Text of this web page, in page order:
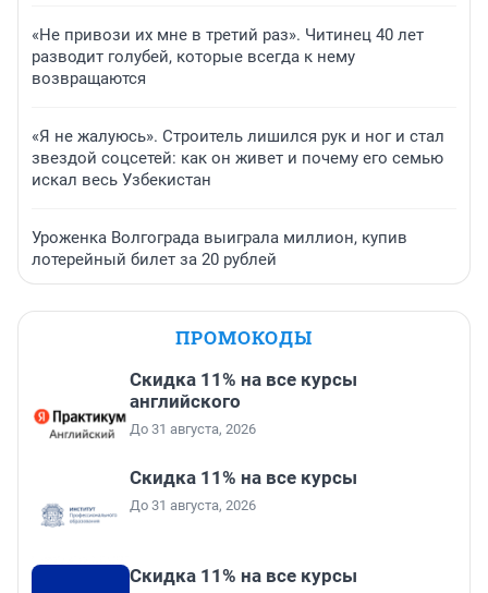
«Не привози их мне в третий раз». Читинец 40 лет
разводит голубей, которые всегда к нему
возвращаются
«Я не жалуюсь». Строитель лишился рук и ног и стал
звездой соцсетей: как он живет и почему его семью
искал весь Узбекистан
Уроженка Волгограда выиграла миллион, купив
лотерейный билет за 20 рублей
ПРОМОКОДЫ
Скидка 11% на все курсы
английского
До 31 августа, 2026
Скидка 11% на все курсы
До 31 августа, 2026
Скидка 11% на все курсы